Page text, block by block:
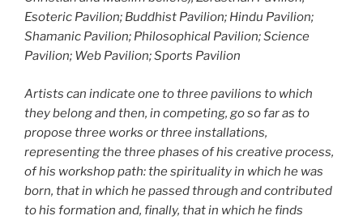
Esoteric Pavilion; Buddhist Pavilion; Hindu Pavilion;
Shamanic Pavilion; Philosophical Pavilion; Science
Pavilion; Web Pavilion; Sports Pavilion
Artists can indicate one to three pavilions to which
they belong and then, in competing, go so far as to
propose three works or three installations,
representing the three phases of his creative process,
of his workshop path: the spirituality in which he was
born, that in which he passed through and contributed
to his formation and, finally, that in which he finds